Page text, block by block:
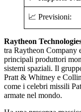
📈 Previsioni:
Raytheon
tra Raytheon Company
principali produttori
sistemi spaziali. Il
Pratt & Whitney e
come i celebri missili
armate nel mondo.